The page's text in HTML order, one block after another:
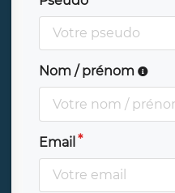
Nom / prénom
Email